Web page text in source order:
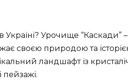
Україні? Урочище “Каскади”
своєю природою та
ландшафт із